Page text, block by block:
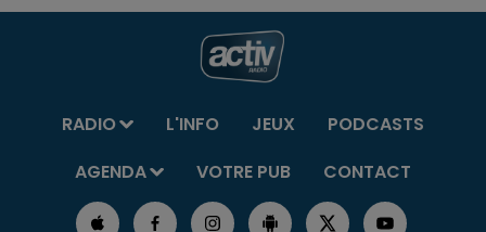
RADIO L'INFO JEUX
PODCASTS
AGENDA
VOTRE PUB CONTACT